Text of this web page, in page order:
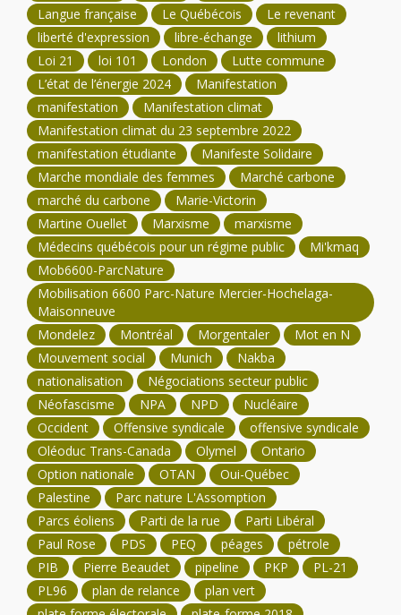
Langue française
Le Québécois
Le revenant
liberté d'expression
libre-échange
lithium
Loi 21
loi 101 London
Lutte commune
L’état de l’énergie 2024
Manifestation
manifestation
Manifestation climat
Manifestation climat du 23 septembre 2022
manifestation étudiante
Manifeste Solidaire
Marche mondiale des femmes
Marché carbone
marché du carbone
Marie-Victorin
Martine Ouellet
Marxisme
marxisme
Médecins québécois pour un régime public
Mi'kmaq
Mob6600-ParcNature
Mobilisation 6600 Parc-Nature Mercier-Hochelaga-
Maisonneuve
Mondelez
Montréal Morgentaler
Mot en N
Mouvement social
Munich
Nakba
nationalisation
Négociations secteur public
Néofascisme
NPA NPD
Nucléaire
Occident
Offensive syndicale
offensive syndicale
Oléoduc Trans-Canada
Olymel
Ontario
Option nationale
OTAN
Oui-Québec
Palestine
Parc nature L'Assomption
Parcs éoliens
Parti de la rue
Parti Libéral
Paul Rose
PDS PEQ péages
pétrole
PIB
Pierre Beaudet pipeline PKP
PL-21
PL96
plan de relance
plan vert